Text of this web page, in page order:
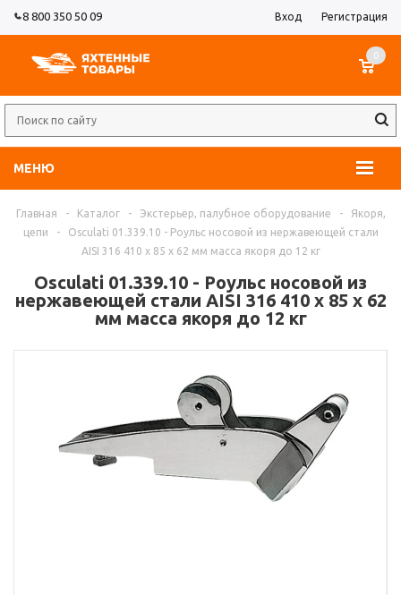
8 800 350 50 09 Вход Регистрация
МЕНЮ
0
Главная - Каталог - Экстерьер, палубное оборудование -
Якоря,
цепи
-
Osculati 01.339.10 - Роульс носовой из нержавеющей стали
AISI 316 410 x 85 x 62 мм масса якоря до 12 кг
Osculati 01.339.10 - Роульс носовой из
нержавеющей стали AISI 316 410 x 85 x 62
мм масса якоря до 12 кг